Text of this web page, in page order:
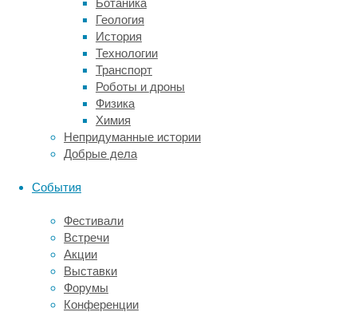
Ботаника
Геология
История
Технологии
Транспорт
Роботы и дроны
Физика
Химия
Непридуманные истории
Добрые дела
События
Фестивали
Встречи
Акции
Выставки
Форумы
Конференции
ангиография),
чтобы
визуализировать
сосуды
понять,
где
именно
«перекрытие».
с
этим
могут
провести
еще
более